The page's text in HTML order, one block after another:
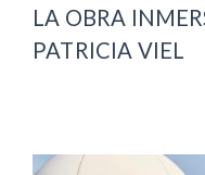
LA OBRA
PATRICIA VIEL